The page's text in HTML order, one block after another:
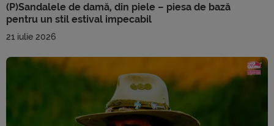
(P)Sandalele de damă, din piele – piesa de bază
pentru un stil estival impecabil
21 iulie 2026